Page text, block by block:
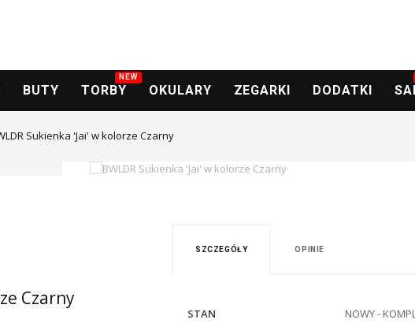
BUTY TORBY
NEW
OKULARY ZEGARKI DODATKI
Sukienka 'Jai' w kolorze Czarny
Czarny
SZCZEGÓŁY OPINIE
STAN NOWY -